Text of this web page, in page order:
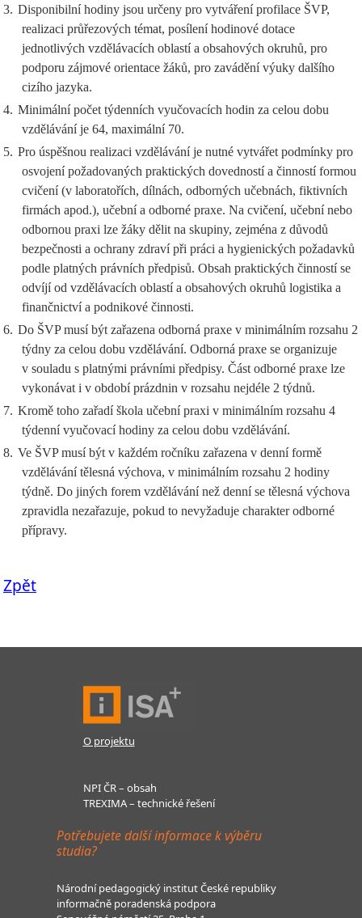
3. Disponibilní hodiny jsou určeny pro vytváření profilace ŠVP,
realizaci průřezových témat, posílení hodinové dotace
jednotlivých vzdělávacích oblastí a obsahových okruhů, pro
podporu zájmové orientace žáků, pro zavádění výuky dalšího
cizího jazyka.
4. Minimální počet týdenních vyučovacích hodin za celou dobu
vzdělávání je 64, maximální 70.
5. Pro úspěšnou realizaci vzdělávání je nutné vytvářet podmínky pro
osvojení požadovaných praktických dovedností a činností formou
cvičení (v laboratořích, dílnách, odborných učebnách, fiktivních
firmách apod.), učební a odborné praxe. Na cvičení, učební nebo
odbornou praxi lze žáky dělit na skupiny, zejména z důvodů
bezpečnosti a ochrany zdraví při práci a hygienických požadavků
podle platných právních předpisů. Obsah praktických činností se
odvíjí od vzdělávacích oblastí a obsahových okruhů logistika a
finančnictví a podnikové činnosti.
6. Do ŠVP musí být zařazena odborná praxe v minimálním rozsahu 2
týdny za celou dobu vzdělávání. Odborná praxe se organizuje
v souladu s platnými právními předpisy. Část odborné praxe lze
vykonávat i v období prázdnin v rozsahu nejdéle 2 týdnů.
7. Kromě toho zařadí škola učební praxi v minimálním rozsahu 4
týdenní vyučovací hodiny za celou dobu vzdělávání.
8. Ve ŠVP musí být v každém ročníku zařazena v denní formě
vzdělávání tělesná výchova, v minimálním rozsahu 2 hodiny
týdně. Do jiných forem vzdělávání než denní se tělesná výchova
zpravidla nezařazuje, pokud to nevyžaduje charakter odborné
přípravy.
Zpět
O projektu
NPI ČR – obsah
TREXIMA – technické řešení
Potřebujete další informace k výběru
studia?
Národní pedagogický institut České republiky
informačně poradenská podpora